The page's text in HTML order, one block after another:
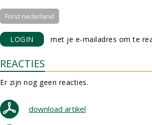
Först nederland
LOGIN met je e-mailadres om te
REACTIES
Er zijn nog geen reacties.
download artikel